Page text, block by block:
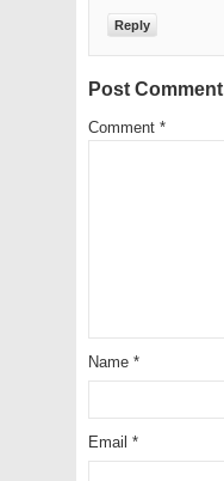
Reply
Post Comment
Comment *
Name *
Email *